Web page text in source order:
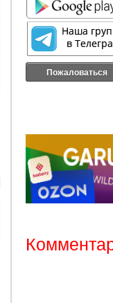
Пожаловаться